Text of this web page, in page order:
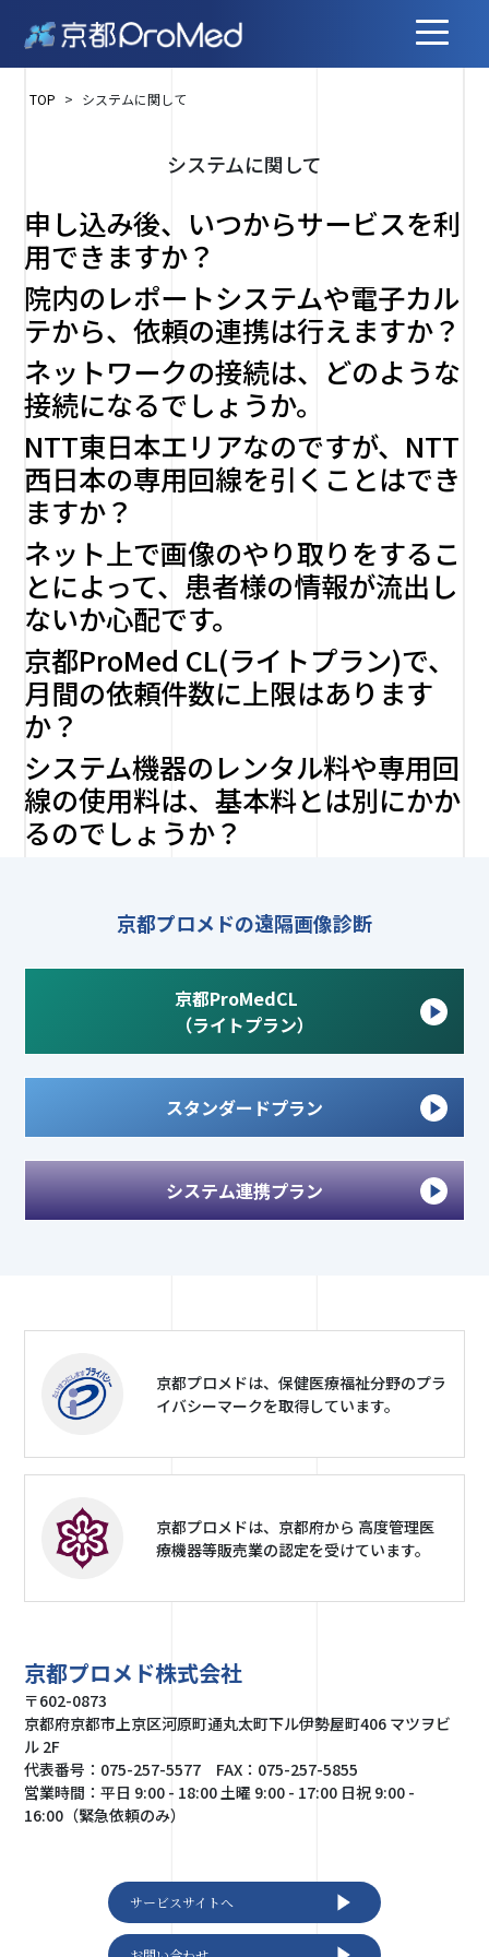
content
TOP > システムに関して
システムに関して
申し込み後、いつからサービスを利
用できますか？
院内のレポートシステムや電子カル
テから、依頼の連携は行えますか？
ネットワークの接続は、どのような
接続になるでしょうか。
NTT東日本エリアなのですが、NTT
西日本の専用回線を引くことはでき
ますか？
ネット上で画像のやり取りをするこ
とによって、患者様の情報が流出し
ないか心配です。
京都ProMed CL(ライトプラン)で、
月間の依頼件数に上限はあります
か？
システム機器のレンタル料や専用回
線の使用料は、基本料とは別にかか
るのでしょうか？
京都プロメドの遠隔画像診断
京都ProMedCL
（ライトプラン）
スタンダードプラン
システム連携プラン
京都プロメドは、保健医療福祉分野のプラ
イバシーマークを取得しています。
京都プロメドは、京都府から 高度管理医
療機器等販売業の認定を受けています。
京都プロメド株式会社
〒602-0873
京都府京都市上京区河原町通丸太町下ル伊勢屋町406 マツヲビ
ル 2F
代表番号：075-257-5577 FAX：075-257-5855
営業時間：平日 9:00 - 18:00 土曜 9:00 - 17:00 日祝 9:00 -
16:00（緊急依頼のみ）
サービスサイトへ